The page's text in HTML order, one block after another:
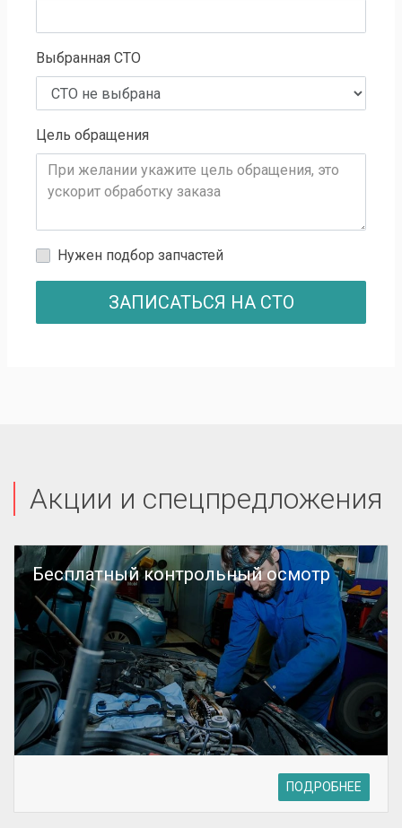
Выбранная СТО
Цель обращения
Нужен подбор запчастей
ЗАПИСАТЬСЯ НА СТО
Акции и спецпредложения
Бесплатный контрольный осмотр
ПОДРОБНЕЕ